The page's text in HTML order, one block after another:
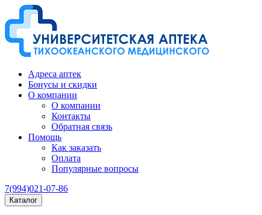
Адреса аптек
Бонусы и скидки
О компании
О компании
Контакты
Обратная связь
Помощь
Как заказать
Оплата
Популярные вопросы
7(994)021-07-86
Каталог